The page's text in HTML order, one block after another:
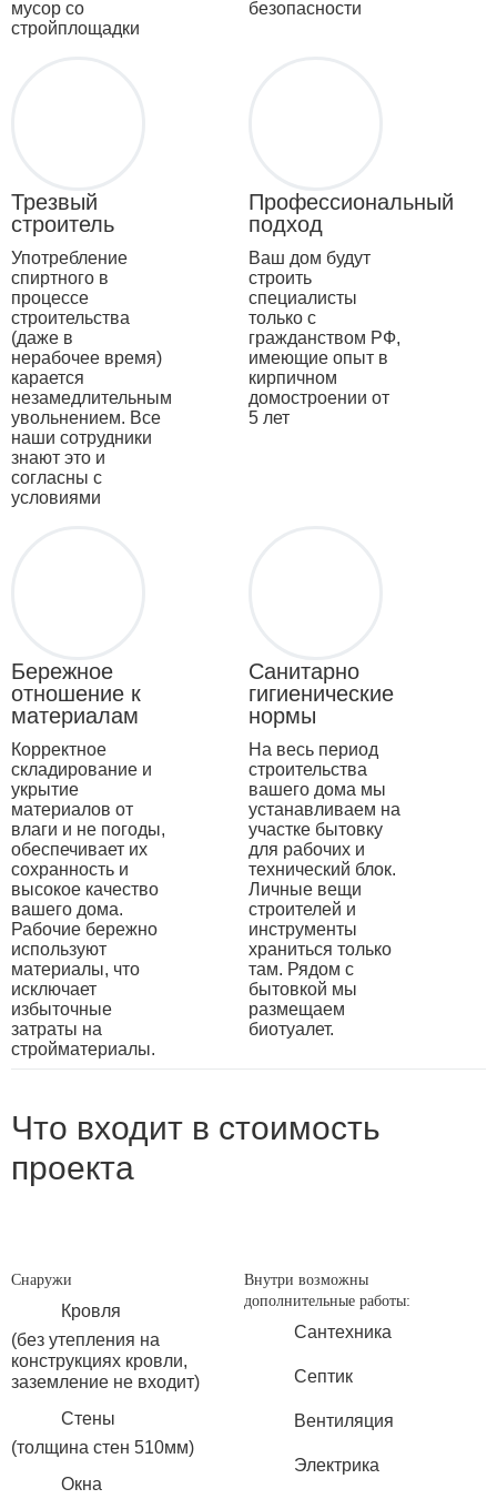
мусор со
стройплощадки
безопасности
Трезвый
строитель
Употребление
спиртного в
процессе
строительства
(даже в
нерабочее время)
карается
незамедлительным
увольнением. Все
наши сотрудники
знают это и
согласны с
условиями
Профессиональный
подход
Ваш дом будут
строить
специалисты
только с
гражданством РФ,
имеющие опыт в
кирпичном
домостроении от
5 лет
Бережное
отношение к
материалам
Корректное
складирование и
укрытие
материалов от
влаги и не погоды,
обеспечивает их
сохранность и
высокое качество
вашего дома.
Рабочие бережно
используют
материалы, что
исключает
избыточные
затраты на
стройматериалы.
Санитарно
гигиенические
нормы
На весь период
строительства
вашего дома мы
устанавливаем на
участке бытовку
для рабочих и
технический блок.
Личные вещи
строителей и
инструменты
храниться только
там. Рядом с
бытовкой мы
размещаем
биотуалет.
Что входит в стоимость
проекта
Снаружи
Кровля
(без утепления на
конструкциях кровли,
заземление не входит)
Стены
(толщина стен 510мм)
Окна
Внутри возможны
дополнительные работы:
Сантехника
Септик
Вентиляция
Электрика